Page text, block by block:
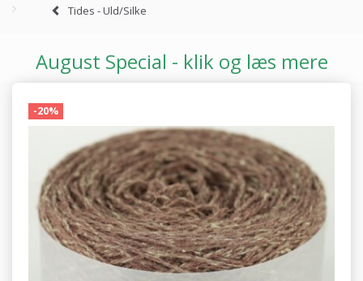
Tides - Uld/Silke
August Special - klik og læs mere
-20%